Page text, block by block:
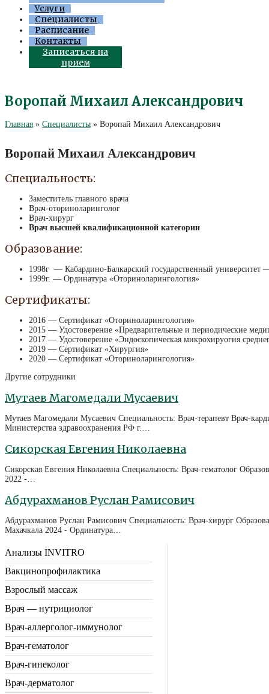
Услуги
Специалисты
Расписание
Контакты
Записаться на
прием
Воропай Михаил Александрович
Главная » Специалисты » Воропай Михаил Александрович
Воропай Михаил Александрович
Специальность:
Заместитель главного врача
Врач-оториноларинголог
Врач-хирург
Врач высшей квалификационной категории
Образование:
1998г — Кабардино-Балкарский государственный
1999г. — Ординатура «Оториноларингология»
Сертификаты:
2016 — Сертификат «Оториноларингология»
2015 — Удостоверение «Предварительные и периодические
2017 — Удостоверение «Эндоскопическая микрохируогия
2019 — Сертификат «Хирургия»
2020 — Сертификат «Оториноларингология»
Другие сотрудники
Мутаев Магомедали Мусаевич
Мутаев Магомедали Мусаевич Специальность: Врач-терапевт Врач-
Министерства здравоохранения РФ г.…
Сикорская Евгения Николаевна
Сикорская Евгения Николаевна Специальность: Врач-гематолог
2022 -…
Абдурахманов Руслан Рамисович
Абдурахманов Руслан Рамисович Специальность: Врач-хирург
Махачкала 2024 - Ординатура…
Анализы INVITRO
Вакцинопрофилактика
Взрослый массаж
Врач — нутрициолог
Врач-аллерголог-иммунолог
Врач-гематолог
Врач-гинеколог
Врач-дерматолог